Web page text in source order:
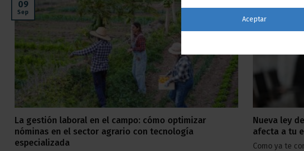
La gestión laboral en el campo: cómo optimizar
nóminas en el sector agrario con tecnología
especializada
09
Sep
Nueva ley
afecta a tu
Como ya te
Aceptar